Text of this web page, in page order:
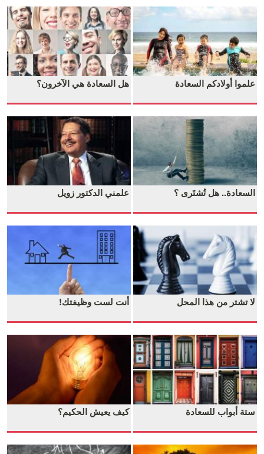
علموا أولادكم السعادة هل السعادة هي الآخرون؟
السعادة.. هل تُشتَرى ؟ علمني الدكتور زويل
لا تشتر من هذا المحل أنت لست وظيفتك!
ستة أبواب للسعادة كيف يعيش الحكيم؟